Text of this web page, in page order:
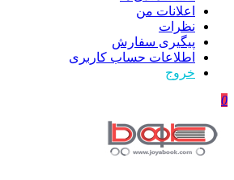
اعلانات من
نظرات
پیگیری سفارش
اطلاعات حساب كاربری
خروج
0